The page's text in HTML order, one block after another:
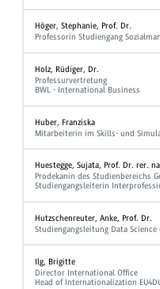
Höger, Stephanie, Prof. Dr.
Professorin Studiengang
Holz, Rüdiger, Dr.
Professurvertretung
BWL - International Business
Huber, Franziska
Mitarbeiterin im Skills- und
Huestegge, Sujata, Prof. Dr. rer.
Prodekanin des Studienbereichs
Studiengangsleiterin
Hutzschenreuter, Anke, Prof. Dr.
Studiengangsleitung Data
Ilg, Brigitte
Director International Office
Head of Internationalization